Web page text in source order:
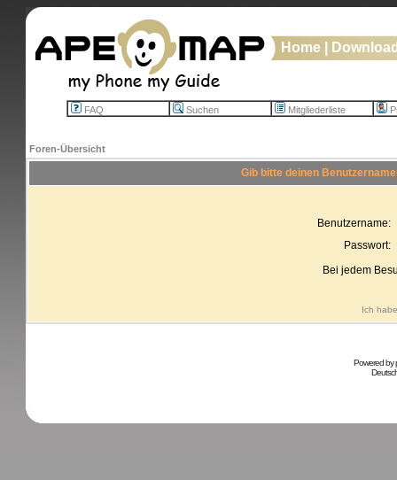
Home
FAQ Suchen Mitgliederliste
Foren-Übersicht
Gib bitte deinen
Benutzername:
Passwort:
Bei jedem
Ich
Powered by